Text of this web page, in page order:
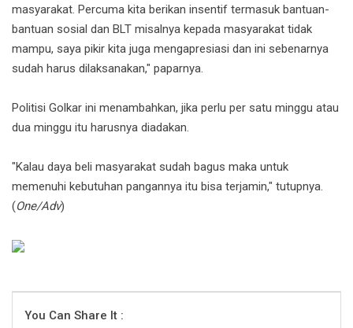
masyarakat. Percuma kita berikan insentif termasuk bantuan-
bantuan sosial dan BLT misalnya kepada masyarakat tidak
mampu, saya pikir kita juga mengapresiasi dan ini sebenarnya
sudah harus dilaksanakan," paparnya.
Politisi Golkar ini menambahkan, jika perlu per satu minggu atau
dua minggu itu harusnya diadakan.
"Kalau daya beli masyarakat sudah bagus maka untuk
memenuhi kebutuhan pangannya itu bisa terjamin," tutupnya.
(One/Adv)
You Can Share It :